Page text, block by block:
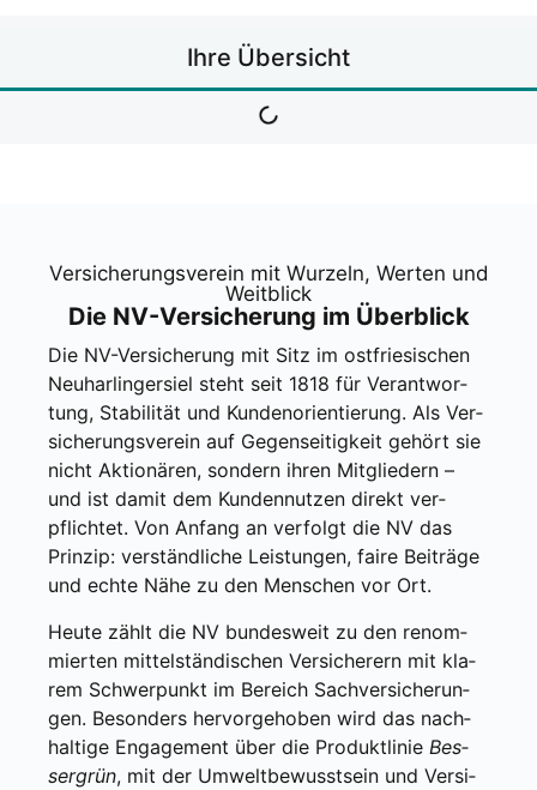
Ihre Über­sicht
Ver­si­che­rungs­ver­ein mit Wur­zeln, Wer­ten und
Weit­blick
Die NV-Ver­si­che­rung im Über­blick
Die NV-Ver­si­che­rung mit Sitz im ost­frie­si­schen
Neu­har­lin­ger­siel steht seit 1818 für Ver­ant­wor­
tung, Sta­bi­li­tät und Kun­den­ori­en­tie­rung. Als Ver­
si­che­rungs­ver­ein auf Gegen­sei­tig­keit gehört sie
nicht Aktio­nä­ren, son­dern ihren Mit­glie­dern –
und ist damit dem Kun­den­nut­zen direkt ver­
pflich­tet. Von Anfang an ver­folgt die NV das
Prin­zip: ver­ständ­li­che Leis­tun­gen, fai­re Bei­trä­ge
und ech­te Nähe zu den Men­schen vor Ort.
Heu­te zählt die NV bun­des­weit zu den renom­
mier­ten mit­tel­stän­di­schen Ver­si­che­rern mit kla­
rem Schwer­punkt im Bereich Sach­ver­si­che­run­
gen. Beson­ders her­vor­ge­ho­ben wird das nach­
hal­ti­ge Enga­ge­ment über die Pro­dukt­li­nie Bes­
ser­grün, mit der Umwelt­be­wusst­sein und Ver­si­